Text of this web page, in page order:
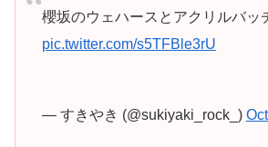
櫻坂のウェハースとアクリルバッ
pic.twitter.com/s5TFBle3rU
— すきやき (@sukiyaki_rock_)